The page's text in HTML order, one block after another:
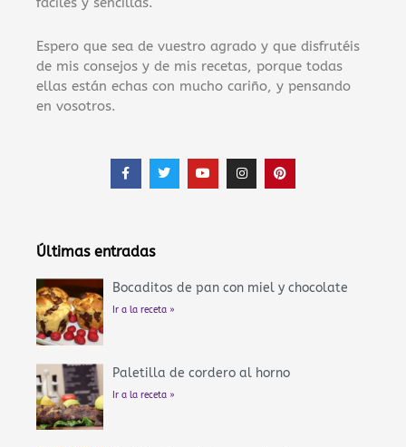
Espero que sea de vuestro agrado y que disfrutéis
de mis consejos y de mis recetas, porque todas
ellas están echas con mucho cariño, y pensando
en vosotros.
F
a
c
k
T
w
i
Y
o
u
I
n
s
P
i
n
Últimas entradas
Bocaditos de pan con miel y chocolate
Ir a la receta »
Paletilla de cordero al horno
Ir a la receta »